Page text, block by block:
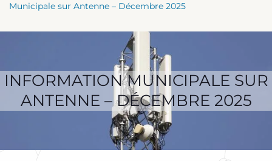
Municipale sur Antenne – Décembre 2025
INFORMATION MUNICIPALE SUR
ANTENNE – DÉCEMBRE 2025